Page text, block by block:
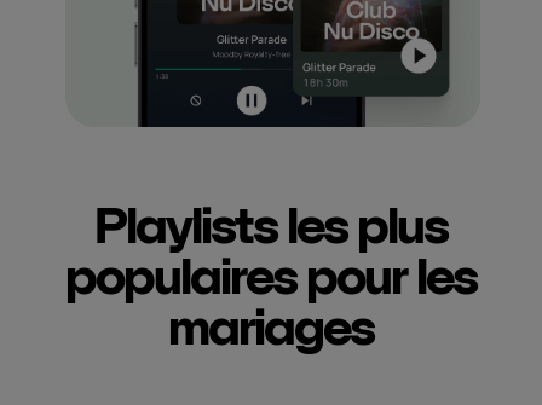
Playlists les plus
populaires pour les
mariages